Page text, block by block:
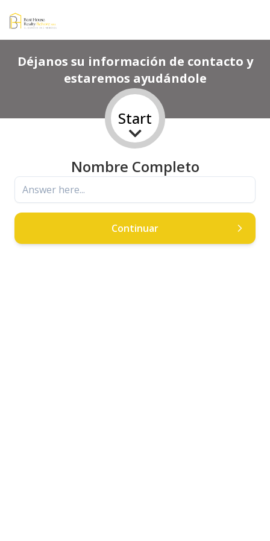
Déjanos su información de contacto y
estaremos ayudándole
Start
Nombre Completo
Continuar